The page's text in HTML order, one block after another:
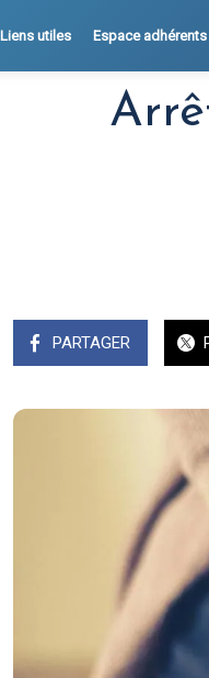
Liens utiles Espace adhérents
PARTAGER